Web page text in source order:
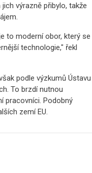
výrazně přibylo, takže
to moderní obor, který se
technologie," řekl
podle výzkumů Ústavu
To brzdí nutnou
pracovníci. Podobný
zemí EU.